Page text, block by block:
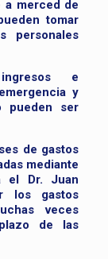
a merced de
tomar
personales
e
y
pueden ser
de gastos
mediante
el Dr. Juan
los gastos
veces
de las